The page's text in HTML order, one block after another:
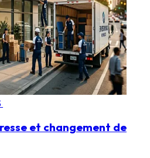
et changement de